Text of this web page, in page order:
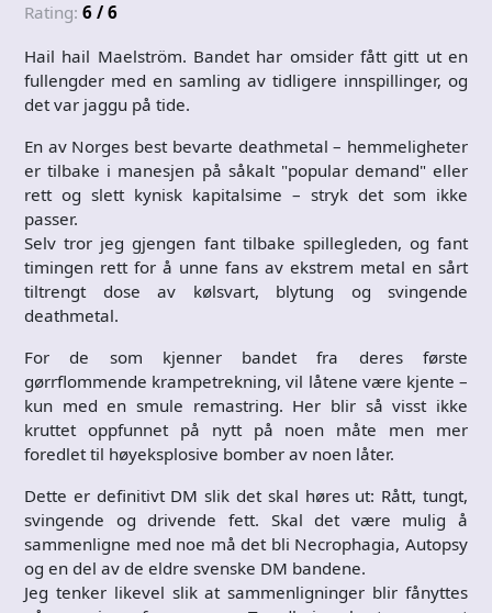
Rating: 6 / 6
Hail hail Maelström. Bandet har omsider fått gitt ut en
fullengder med en samling av tidligere innspillinger, og
det var jaggu på tide.
En av Norges best bevarte deathmetal – hemmeligheter
er tilbake i manesjen på såkalt "popular demand" eller
rett og slett kynisk kapitalsime – stryk det som ikke
passer.
Selv tror jeg gjengen fant tilbake spillegleden, og fant
timingen rett for å unne fans av ekstrem metal en sårt
tiltrengt dose av kølsvart, blytung og svingende
deathmetal.
For de som kjenner bandet fra deres første
gørrflommende krampetrekning, vil låtene være kjente –
kun med en smule remastring. Her blir så visst ikke
kruttet oppfunnet på nytt på noen måte men mer
foredlet til høyeksplosive bomber av noen låter.
Dette er definitivt DM slik det skal høres ut: Rått, tungt,
svingende og drivende fett. Skal det være mulig å
sammenligne med noe må det bli Necrophagia, Autopsy
og en del av de eldre svenske DM bandene.
Jeg tenker likevel slik at sammenligninger blir fånyttes